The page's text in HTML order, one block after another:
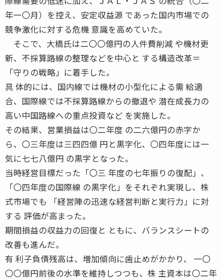
年一〇月）を控え、安定収益源 であった国内市場での
競争激化に対する危機 意識を高めていた。
そこで、大橋氏は二〇〇億円の人件費削減 や機材更
新、不採算路線の整理などを中心と する構造改革＝
「守りの戦略」に着手した。
具 体的には、国内線では機材の小型化による需 給適
合、国際線では不採算路線からの撤退や 潜在成長力の
高い中国路線への重点投資など を実施した。
その結果、営業損益は〇二年度 の二六億円の赤字か
ら、〇三年度は三四四億 円と黒字化、〇四年度には一
気に七七八億円 の黒字となった。
当時経営目標だった「〇三 年度の七年振りの復配」、
「〇四年度の国際線 の黒字化」をそれぞれ実現し、株
式市場でも 「経営陣の迅速な経営判断と実行力」に対
する 評価が高まった。
期間損益の収益力の回復と ともに、バランスシートの
改善も進んだ。
有 利子負債残高は、増加傾向に歯止めがかかり、 一〇
〇〇億円前後の水準を維持しつつも、株 主資本は〇二年